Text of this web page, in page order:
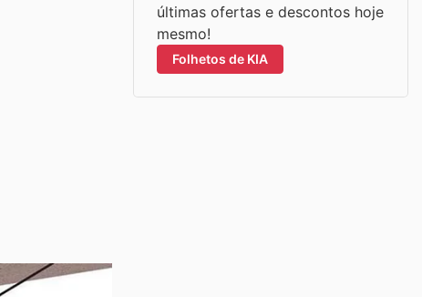
últimas ofertas e descontos hoje
mesmo!
Folhetos de KIA